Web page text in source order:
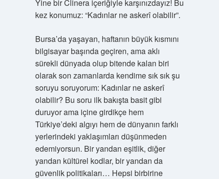
Yine bir Clinera içeriğiyle karşınızdayız! Bu
kez konumuz: “Kadınlar ne askerî olabilir”.
Bursa’da yaşayan, haftanın büyük kısmını
bilgisayar başında geçiren, ama aklı
sürekli dünyada olup bitende kalan biri
olarak son zamanlarda kendime sık sık şu
soruyu soruyorum: Kadınlar ne askerî
olabilir? Bu soru ilk bakışta basit gibi
duruyor ama içine girdikçe hem
Türkiye’deki algıyı hem de dünyanın farklı
yerlerindeki yaklaşımları düşünmeden
edemiyorsun. Bir yandan eşitlik, diğer
yandan kültürel kodlar, bir yandan da
güvenlik politikaları… Hepsi birbirine